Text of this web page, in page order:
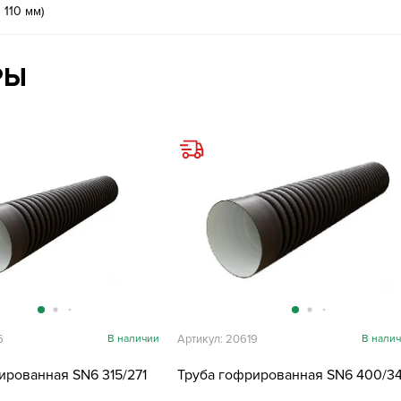
мм)
SN6 315/271
В наличии
Труба гофрированная SN6 400/
Артикул: 20619 В